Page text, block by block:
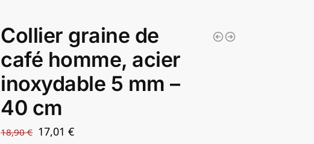
Collier graine de
café homme, acier
inoxydable 5 mm –
40 cm
18,90€ 17,01€